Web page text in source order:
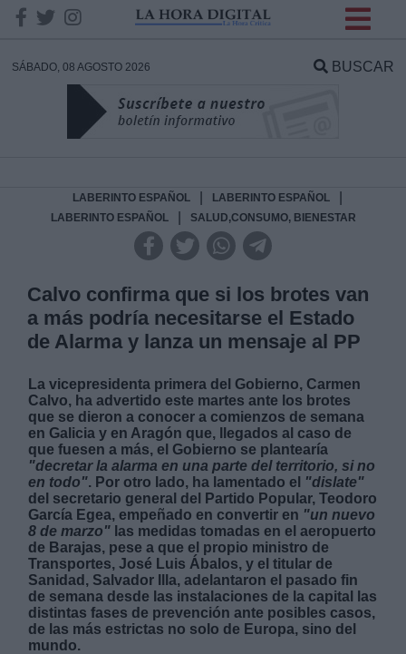
SÁBADO, 08 AGOSTO 2026 BUSCAR
LABERINTO ESPAÑOL LABERINTO ESPAÑOL
LABERINTO ESPAÑOL SALUD,CONSUMO, BIENESTAR
Calvo confirma que si los brotes van
a más podría necesitarse el Estado
de Alarma y lanza un mensaje al PP
La vicepresidenta primera del Gobierno, Carmen
Calvo, ha advertido este martes ante los brotes
que se dieron a conocer a comienzos de semana
en Galicia y en Aragón que, llegados al caso de
que fuesen a más, el Gobierno se plantearía
"decretar la alarma en una parte del territorio, si no
en todo". Por otro lado, ha lamentado el "dislate"
del secretario general del Partido Popular, Teodoro
García Egea, empeñado en convertir en "un nuevo
8 de marzo" las medidas tomadas en el aeropuerto
de Barajas, pese a que el propio ministro de
Transportes, José Luis Ábalos, y el titular de
Sanidad, Salvador Illa, adelantaron el pasado fin
de semana desde las instalaciones de la capital las
distintas fases de prevención ante posibles casos,
de las más estrictas no solo de Europa, sino del
mundo.
DATOS
Responsable:
Legitimación:
Derechos:
link
Información adicional
link